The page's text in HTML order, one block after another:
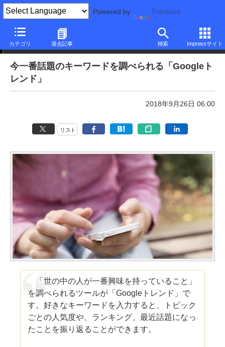
Powered by Translate
カテゴリ 過去記事 検索 Impressサイト
本日のできるネット
今一番話題のキーワードを調べられる「Googleト
レンド」
2018年9月26日 06:00
リスト
「世の中の人が一番興味を持っていること」
を調べられるツールが「Googleトレンド」で
す。好きなキーワードを入力すると、トピック
ごとの人気度や、ランキング、最近話題になっ
たことを振り返ることができます。